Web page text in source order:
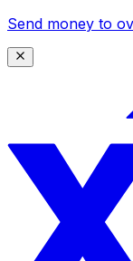
Send money to